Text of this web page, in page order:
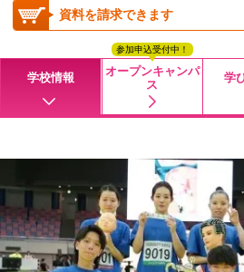
資料を請求できます
学校情報
オープンキャンパ
ス
参加申込受付中！
学